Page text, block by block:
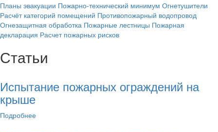
Планы эвакуации Пожарно-технический минимум Огнетушители
Расчёт категорий помещений Противопожарный водопровод
Огнезащитная обработка Пожарные лестницы Пожарная
декларация Расчет пожарных рисков
Статьи
Испытание пожарных ограждений на
крыше
Подробнее